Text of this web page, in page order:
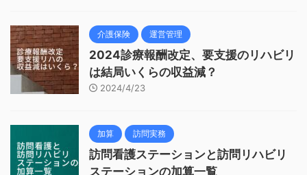
介護保険 運営管理
2024診療報酬改定、要支援のリハビリ
は結局いくらの収益減？
2024/4/23
加算 訪問実務
訪問看護ステーションと訪問リハビリ
ステーションの加算一覧